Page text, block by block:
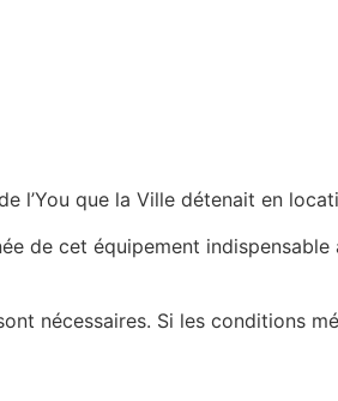
l’You que la Ville détenait en
de cet équipement
nécessaires. Si les conditions